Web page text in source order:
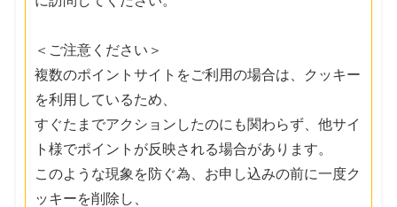
＜ご注意ください＞
複数のポイントサイトをご利用の場合は、クッキー
を利用しているため、
すぐたまでアクションしたのにも関わらず、他サイ
ト様でポイントが反映される場合があります。
このような現象を防ぐ為、お申し込みの前に一度ク
ッキーを削除し、